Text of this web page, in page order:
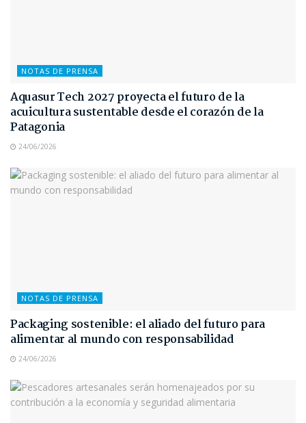
NOTAS DE PRENSA
Aquasur Tech 2027 proyecta el futuro de la
acuicultura sustentable desde el corazón de la
Patagonia
24/06/2026
NOTAS DE PRENSA
Packaging sostenible: el aliado del futuro para
alimentar al mundo con responsabilidad
24/06/2026